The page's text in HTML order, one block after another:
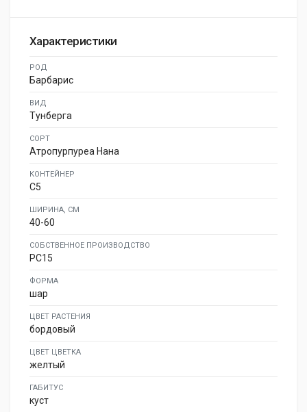
Характеристики
РОД
Барбарис
ВИД
Тунберга
СОРТ
Атропурпуреа Нана
КОНТЕЙНЕР
C5
ШИРИНА, СМ
40-60
СОБСТВЕННОЕ ПРОИЗВОДСТВО
PC15
ФОРМА
шар
ЦВЕТ РАСТЕНИЯ
бордовый
ЦВЕТ ЦВЕТКА
желтый
ГАБИТУС
куст